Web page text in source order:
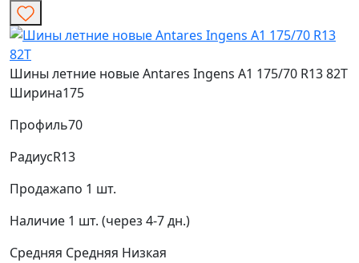
Шины летние новые Antares Ingens A1 175/70 R13 82T
Ширина175
Профиль70
РадиусR13
Продажапо 1 шт.
Наличие 1 шт. (через 4-7 дн.)
Средняя Средняя Низкая